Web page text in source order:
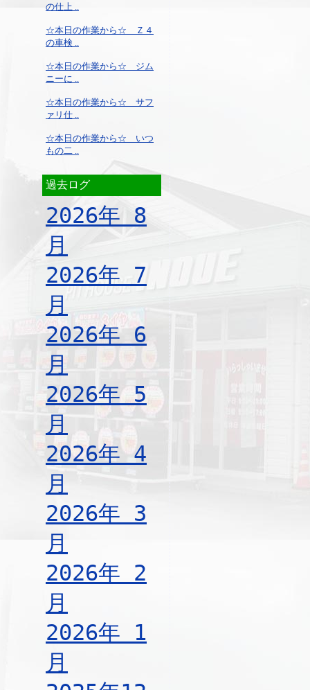
の仕上 ..
☆本日の作業から☆ Ｚ４
の車検 ..
☆本日の作業から☆ ジム
ニーに ..
☆本日の作業から☆ サフ
ァリ仕 ..
☆本日の作業から☆ いつ
もの二 ..
過去ログ
2026年 8
月
2026年 7
月
2026年 6
月
2026年 5
月
2026年 4
月
2026年 3
月
2026年 2
月
2026年 1
月